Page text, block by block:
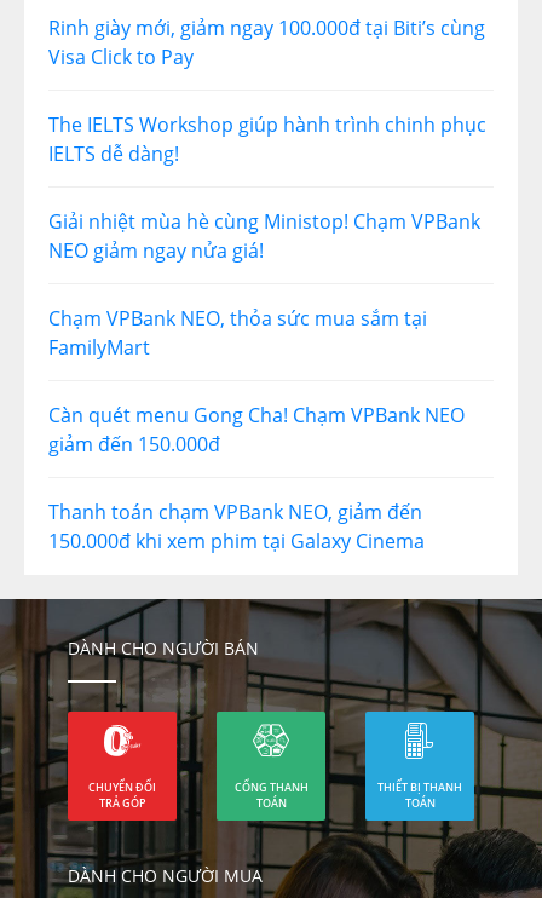
Rinh giày mới, giảm ngay 100.000đ tại Biti’s cùng
Visa Click to Pay
The IELTS Workshop giúp hành trình chinh phục
IELTS dễ dàng!
Giải nhiệt mùa hè cùng Ministop! Chạm VPBank
NEO giảm ngay nửa giá!
Chạm VPBank NEO, thỏa sức mua sắm tại
FamilyMart
Càn quét menu Gong Cha! Chạm VPBank NEO
giảm đến 150.000đ
Thanh toán chạm VPBank NEO, giảm đến
150.000đ khi xem phim tại Galaxy Cinema
DÀNH CHO NGƯỜI BÁN
CHUYỂN ĐỔI
TRẢ GÓP
CỔNG THANH
TOÁN
THIẾT BỊ THANH
TOÁN
DÀNH CHO NGƯỜI MUA